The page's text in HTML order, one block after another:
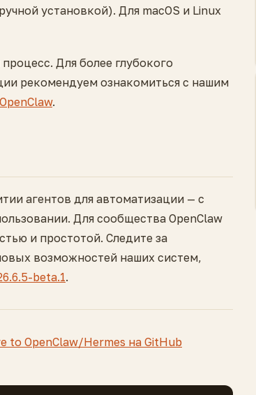
установкой). Для macOS и Linux
Для более глубокого
рекомендуем ознакомиться с нашим
.
агентов для автоматизации — с
Для сообщества OpenClaw
и простотой. Следите за
возможностей наших систем,
beta.1.
to OpenClaw/Hermes на GitHub